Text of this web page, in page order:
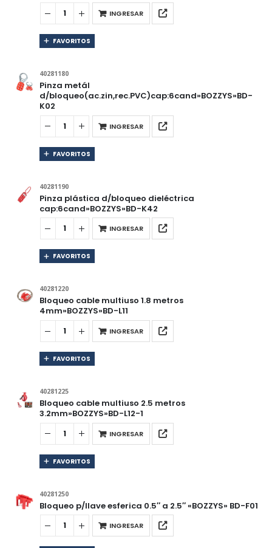
INGRESAR
FAVORITOS
40281180
Pinza metál
d/bloqueo(ac.zin,rec.PVC)cap:6cand»BOZZYS»BD-
K02
INGRESAR
FAVORITOS
40281190
Pinza plástica d/bloqueo dieléctrica
cap:6cand»BOZZYS»BD-K42
INGRESAR
FAVORITOS
40281220
Bloqueo cable multiuso 1.8 metros
4mm»BOZZYS»BD-L11
INGRESAR
FAVORITOS
40281225
Bloqueo cable multiuso 2.5 metros
3.2mm»BOZZYS»BD-L12-1
INGRESAR
FAVORITOS
40281250
Bloqueo p/llave esferica 0.5″ a 2.5″ «BOZZYS» BD-F01
INGRESAR